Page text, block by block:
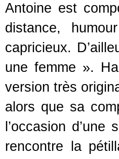
Antoine est
distance,
capricieux.
une femme ».
version très
alors que sa
l’occasion
rencontre la